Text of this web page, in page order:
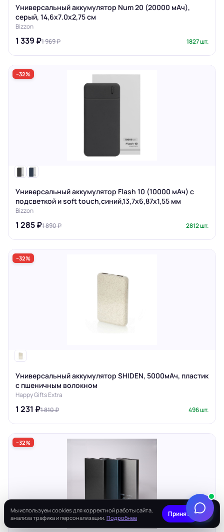
Универсальный аккумулятор Num 20 (20000 мАч),
серый, 14,6х7.0х2,75 см
Bizzon
1 339 ₽1 969 ₽ 1827 шт.
−32%
Универсальный аккумулятор Flash 10 (10000 мАч) с
подсветкой и soft touch,синий,13,7х6,87х1,55 мм
Bizzon
1 285 ₽1 890 ₽ 2812 шт.
−32%
Универсальный аккумулятор SHIDEN, 5000мАч, пластик
с пшеничным волокном
Happy Gifts Extra
1 231 ₽1 810 ₽ 496 шт.
−32%
Мы используем cookies для корректной работы сайта,
анализа трафика и персонализации. Подробнее Принять ×